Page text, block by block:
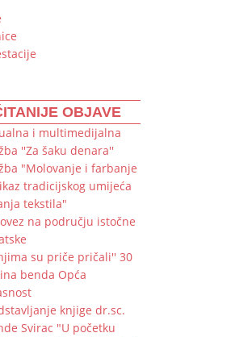
OBJAVE
i multimedijalna
''Za šaku denara''
"Molovanje i farbanje
tradicijskog umijeća
tekstila"
na području istočne
su priče pričali'' 30
benda Opća
knjige dr.sc.
Svirac "U početku